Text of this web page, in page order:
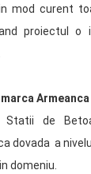
mod curent
proiectul o
Armeanca
de
dovada a
domeniu.